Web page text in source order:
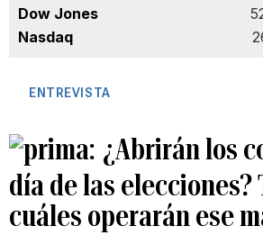
Dow Jones
Nasdaq
ENTREVISTA
¿Abrirán los
día de las elecciones?
cuáles operarán ese